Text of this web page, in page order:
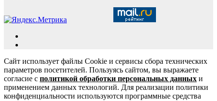
Сайт использует файлы Cookie и сервисы сбора технических
параметров посетителей. Пользуясь сайтом, вы выражаете
согласие с политикой обработки персональных данных и
применением данных технологий. Для реализации политики
конфиденциальности используются программные средства